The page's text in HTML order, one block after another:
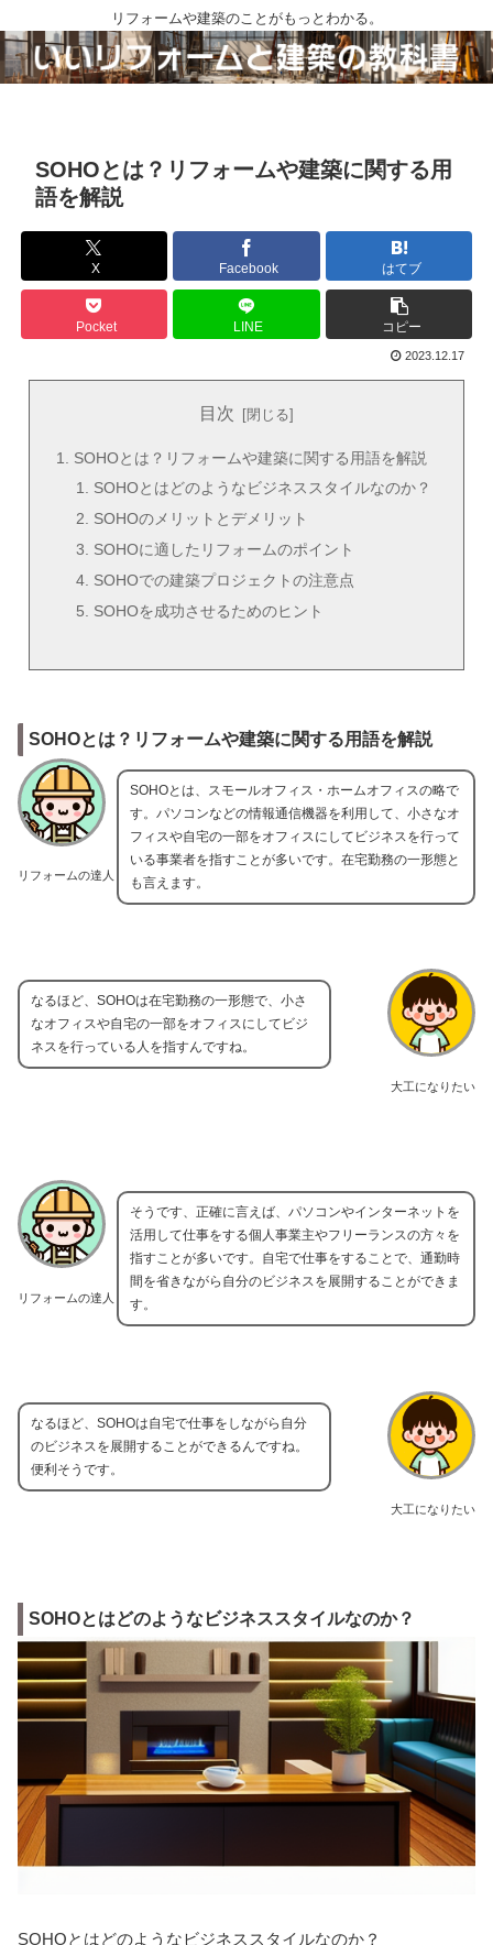
リフォームや建築のことがもっとわかる。
SOHOとは？リフォームや建築に関する用
語を解説
X Facebook はてブ
Pocket LINE コピー
2023.12.17
目次
SOHOとは？リフォームや建築に関する用語を解説
SOHOとはどのようなビジネススタイルなのか？
SOHOのメリットとデメリット
SOHOに適したリフォームのポイント
SOHOでの建築プロジェクトの注意点
SOHOを成功させるためのヒント
SOHOとは？リフォームや建築に関する用語を解説
リフォームの達人
SOHOとは、スモールオフィス・ホームオフィスの略で
す。パソコンなどの情報通信機器を利用して、小さなオ
フィスや自宅の一部をオフィスにしてビジネスを行って
いる事業者を指すことが多いです。在宅勤務の一形態と
も言えます。
大工になりたい
なるほど、SOHOは在宅勤務の一形態で、小さ
なオフィスや自宅の一部をオフィスにしてビジ
ネスを行っている人を指すんですね。
リフォームの達人
そうです、正確に言えば、パソコンやインターネットを
活用して仕事をする個人事業主やフリーランスの方々を
指すことが多いです。自宅で仕事をすることで、通勤時
間を省きながら自分のビジネスを展開することができま
す。
大工になりたい
なるほど、SOHOは自宅で仕事をしながら自分
のビジネスを展開することができるんですね。
便利そうです。
SOHOとはどのようなビジネススタイルなのか？
SOHOとはどのようなビジネススタイルなのか？